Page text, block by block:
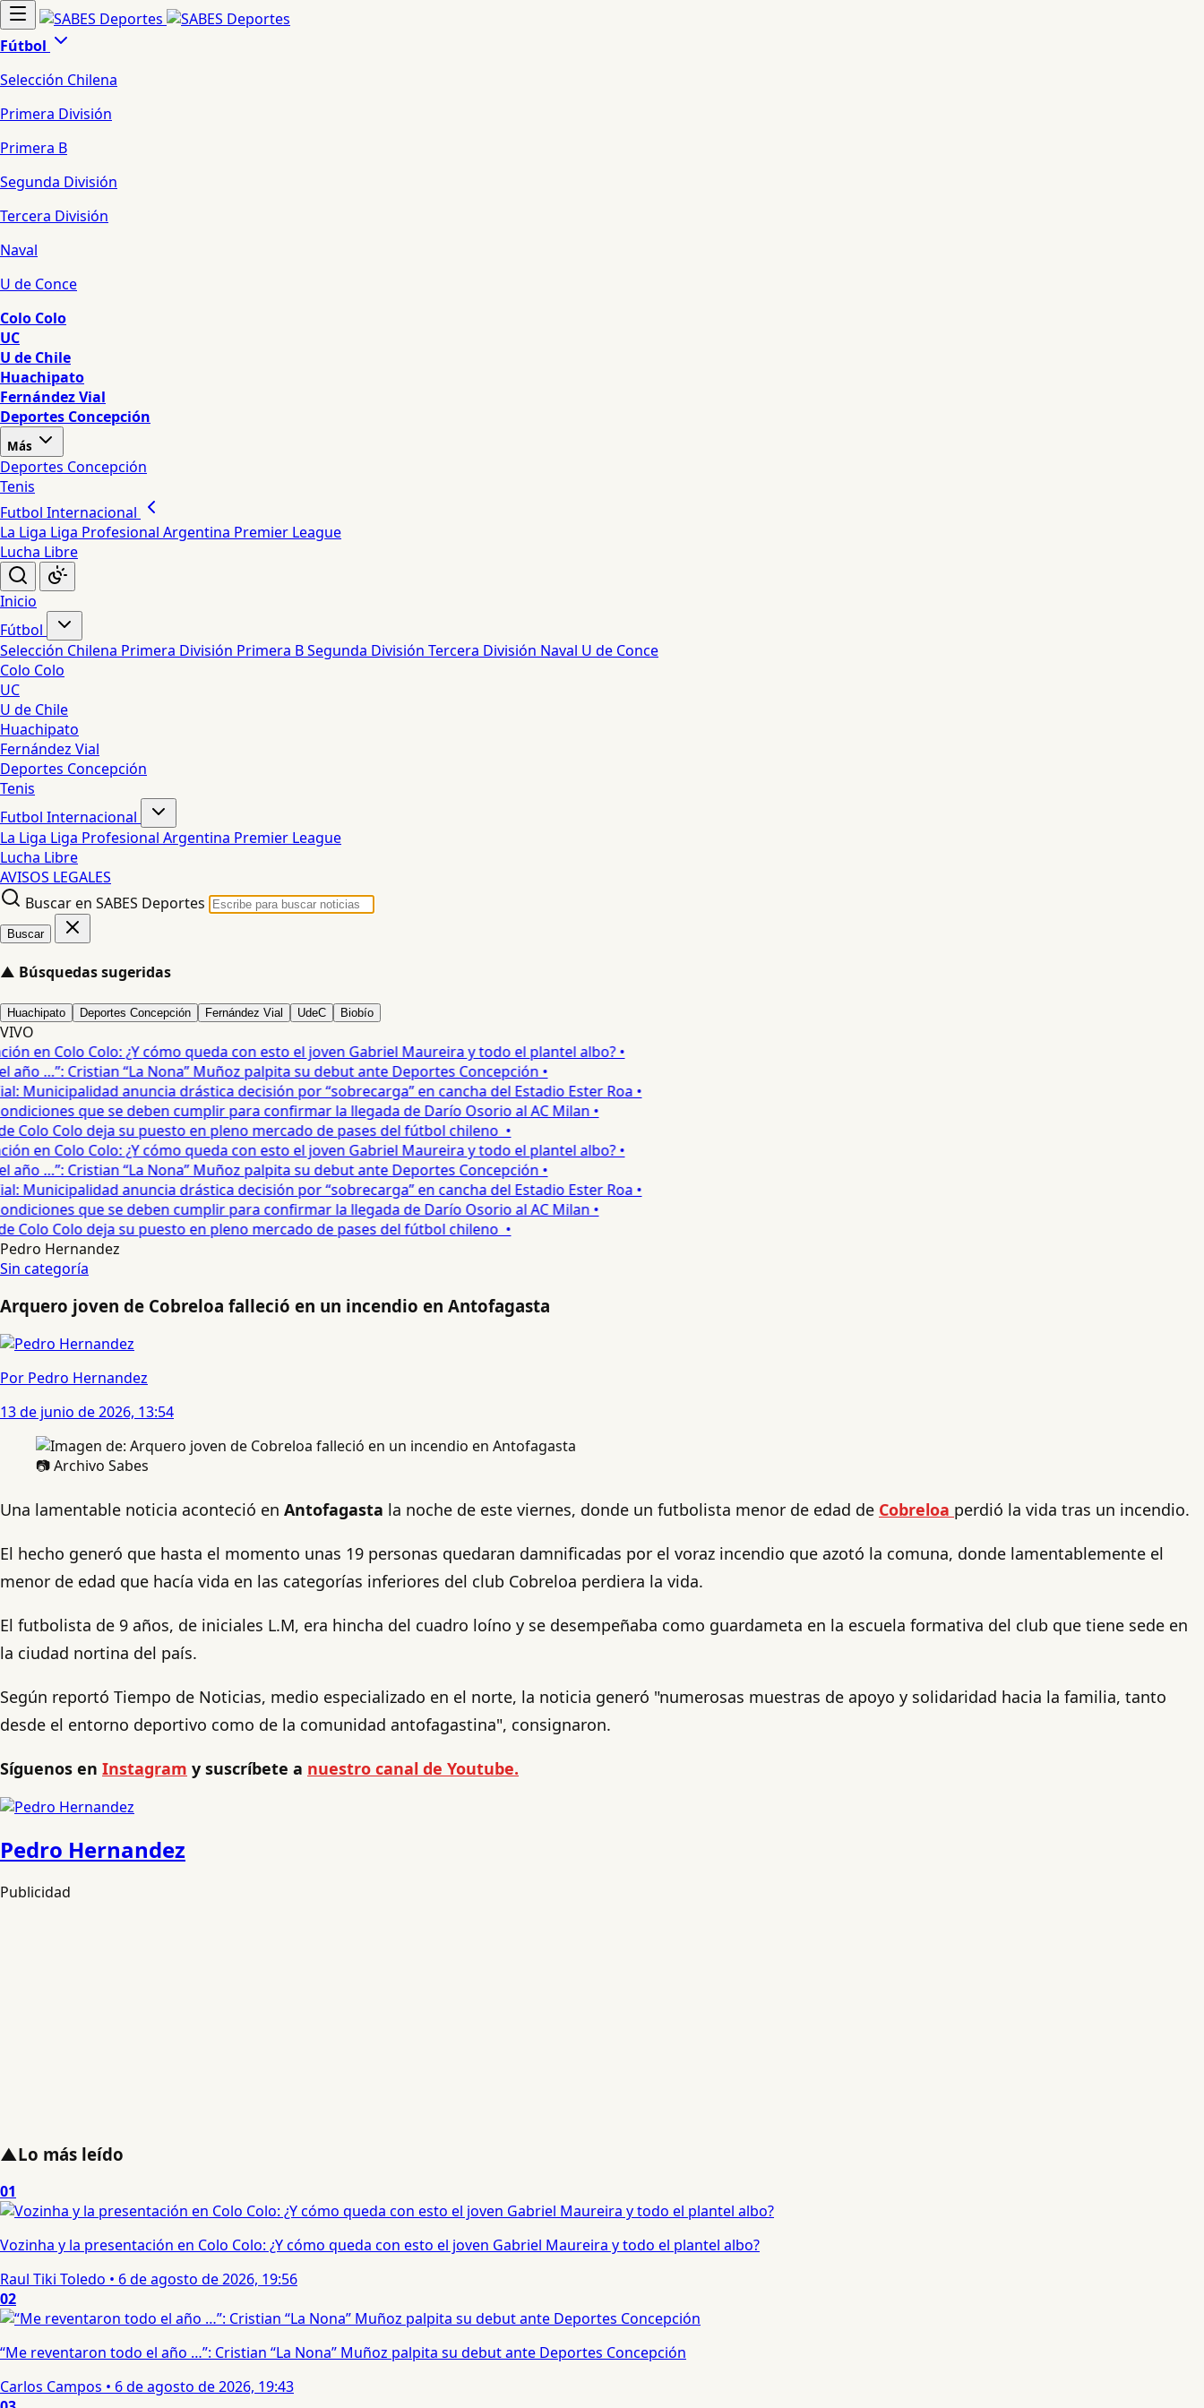
Fútbol
Selección Chilena
Primera División
Primera B
Segunda División
Tercera División
Naval
U de Conce
Colo Colo
UC
U de Chile
Huachipato
Fernández Vial
Deportes Concepción
Más
Deportes Concepción
Tenis
Futbol Internacional
La Liga Liga Profesional Argentina Premier League
Lucha Libre
Inicio
Fútbol
Selección Chilena Primera División Primera BSegunda División Tercera División Naval U de Conce
Colo Colo
UC
U de Chile
Huachipato
Fernández Vial
Deportes Concepción
Tenis
Futbol Internacional
La Liga Liga Profesional Argentina Premier League
Lucha Libre
AVISOS LEGALES
Buscar en SABES Deportes
Buscar
▲ Búsquedas sugeridas
Huachipato Deportes Concepción Fernández Vial UdeC Biobío
VIVO
en Colo Colo: ¿Y cómo queda con esto el joven Gabriel Maureira y todo el plantel albo? •
…”: Cristian “La Nona” Muñoz palpita su debut ante Deportes Concepción •
Municipalidad anuncia drástica decisión por “sobrecarga” en cancha del Estadio Ester Roa •
que se deben cumplir para confirmar la llegada de Darío Osorio al AC Milan •
Colo Colo deja su puesto en pleno mercado de pases del fútbol chileno •
en Colo Colo: ¿Y cómo queda con esto el joven Gabriel Maureira y todo el plantel albo? •
…”: Cristian “La Nona” Muñoz palpita su debut ante Deportes Concepción •
Municipalidad anuncia drástica decisión por “sobrecarga” en cancha del Estadio Ester Roa •
que se deben cumplir para confirmar la llegada de Darío Osorio al AC Milan •
Colo Colo deja su puesto en pleno mercado de pases del fútbol chileno •
Pedro Hernandez
Sin categoría
Arquero joven de Cobreloa falleció en un incendio en Antofagasta
Por Pedro Hernandez
13 de junio de 2026, 13:54
📷 Archivo Sabes
Una lamentable noticia aconteció en Antofagasta la noche de este viernes, donde un futbolista menor de edad de Cobreloa perdió la vida tras un incendio.
El hecho generó que hasta el momento unas 19 personas quedaran damnificadas por el voraz incendio que azotó la comuna, donde lamentablemente el
menor de edad que hacía vida en las categorías inferiores del club Cobreloa perdiera la vida.
El futbolista de 9 años, de iniciales L.M, era hincha del cuadro loíno y se desempeñaba como guardameta en la escuela formativa del club que tiene sede en
la ciudad nortina del país.
Según reportó Tiempo de Noticias, medio especializado en el norte, la noticia generó "numerosas muestras de apoyo y solidaridad hacia la familia, tanto
desde el entorno deportivo como de la comunidad antofagastina", consignaron.
Síguenos en Instagram y suscríbete a nuestro canal de Youtube.
Pedro Hernandez
Publicidad
▲Lo más leído
01
Vozinha y la presentación en Colo Colo: ¿Y cómo queda con esto el joven Gabriel Maureira y todo el plantel albo?
Raul Tiki Toledo • 6 de agosto de 2026, 19:56
02
“Me reventaron todo el año …”: Cristian “La Nona” Muñoz palpita su debut ante Deportes Concepción
Carlos Campos • 6 de agosto de 2026, 19:43